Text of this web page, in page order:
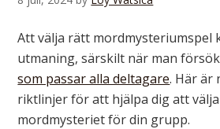
Att välja rätt mordmysteriumspel
utmaning, särskilt när man
som passar alla deltagare. Här är
riktlinjer för att hjälpa dig att
mordmysteriet för din grupp.